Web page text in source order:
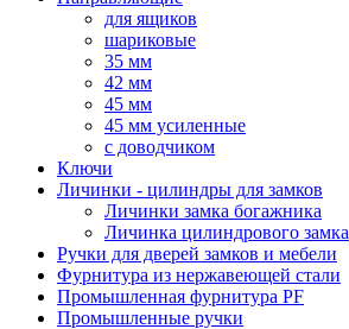
для ящиков
шариковые
35 мм
42 мм
45 мм
45 мм усиленные
с доводчиком
Ключи
Личинки - цилиндры для замков
Личинки замка богажника
Личинка цилиндрового замка
Ручки для дверей замков и мебели
Фурнитура из нержавеющей стали
Промышленная фурнитура PF
Промышленные ручки